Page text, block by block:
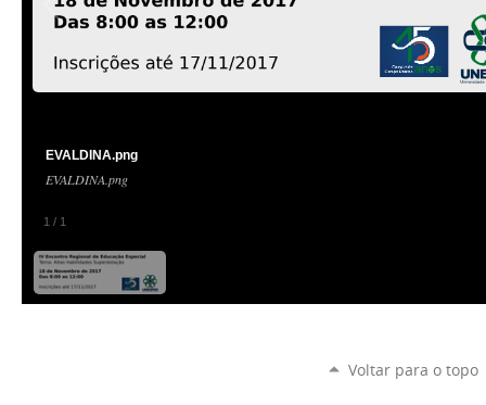
1 / 1
EVALDINA.png
EVALDINA.png
Voltar para o topo